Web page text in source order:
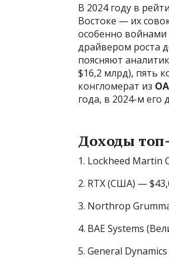
В 2024 году в
Востоке — их
особенно войнами
драйвером роста
поясняют
$16,2 млрд), пять
конгломерат из
года, в 2024-м его
Доходы
1. Lockheed Martin
2. RTX (США) —
3. Northrop
4. BAE Systems
5. General